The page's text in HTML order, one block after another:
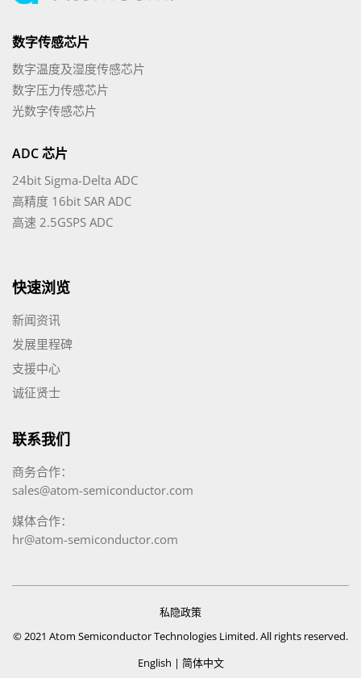
数字传感芯片
数字温度及湿度传感芯片
数字压力传感芯片
光数字传感芯片
ADC 芯片
24bit Sigma-Delta ADC
高精度 16bit SAR ADC
高速 2.5GSPS ADC
快速浏览
新闻资讯
发展里程碑
支援中心
诚征贤士
联系我们
商务合作：
sales@atom-semiconductor.com
媒体合作：
hr@atom-semiconductor.com
私隐政策
© 2021 Atom Semiconductor Technologies Limited. All rights reserved.
English | 简体中文